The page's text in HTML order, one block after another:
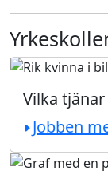
Vilka
Jobben